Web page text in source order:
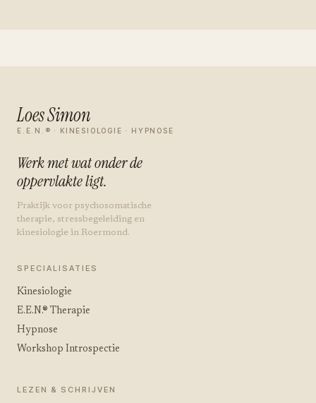
Loes Simon
E.E.N.® · KINESIOLOGIE · HYPNOSE
Werk met wat onder de
oppervlakte ligt.
Praktijk voor psychosomatische
therapie, stressbegeleiding en
kinesiologie in Roermond.
SPECIALISATIES
Kinesiologie
E.E.N.® Therapie
Hypnose
Workshop Introspectie
LEZEN & SCHRIJVEN